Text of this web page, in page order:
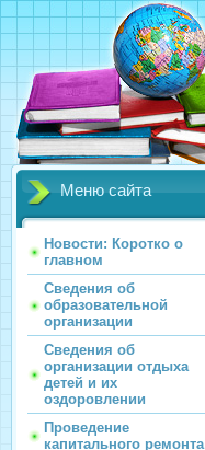
Меню сайта
Новости: Коротко о
главном
Сведения об
образовательной
организации
Сведения об
организации отдыха
детей и их
оздоровлении
Проведение
капитального ремонта